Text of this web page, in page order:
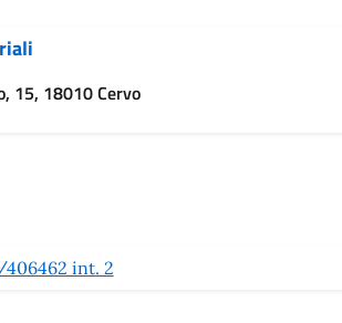
15, 18010 Cervo
406462 int. 2